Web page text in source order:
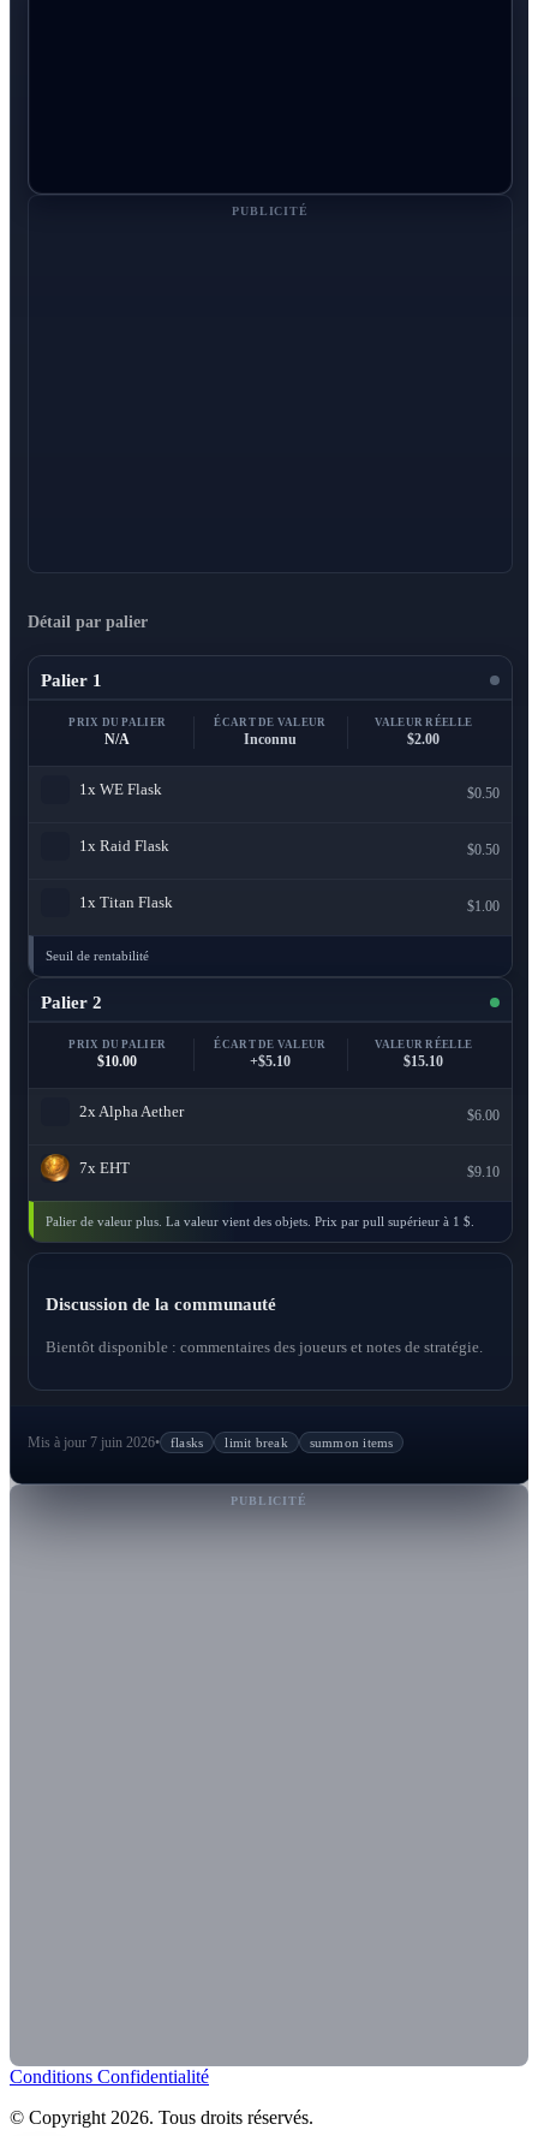
PUBLICITÉ
Détail par palier
Palier 1
PRIX DU PALIER
N/A
ÉCART DE VALEUR
Inconnu
VALEUR RÉELLE
$2.00
1x WE Flask $0.50
1x Raid Flask $0.50
1x Titan Flask $1.00
Seuil de rentabilité
Palier 2
PRIX DU PALIER
$10.00
ÉCART DE VALEUR
+$5.10
VALEUR RÉELLE
$15.10
2x Alpha Aether $6.00
7x EHT $9.10
Palier de valeur plus. La valeur vient des objets. Prix par pull supérieur à 1 $.
Discussion de la communauté
Bientôt disponible : commentaires des joueurs et notes de stratégie.
Mis à jour 7 juin 2026• flasks limit break summon items
PUBLICITÉ
Conditions Confidentialité
© Copyright 2026. Tous droits réservés.